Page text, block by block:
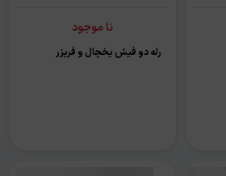
نا موجود
رله دو فیش یخچال و فریزر